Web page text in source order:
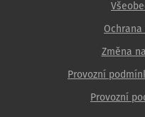
Změna
Provozní
Provozní